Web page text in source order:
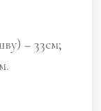
– 33см;